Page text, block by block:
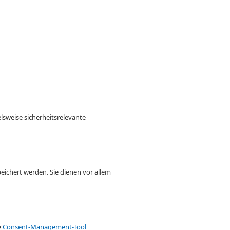
sicherheitsrelevante
werden. Sie dienen vor allem
Consent-Management-Tool